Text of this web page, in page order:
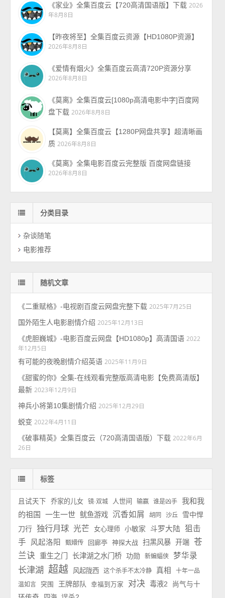
《家业》全集百度云【720高清国语版】下载 2026
年8月8日
【昨夜将至】全集百度云资源【HD1080P资源】
2026年8月8日
《爱情有烟火》全集百度云高清720P资源分享
2026年8月8日
《莫离》全集百度云[1080p高清电影中字]百度网
盘下载 2026年8月8日
【莫离】全集百度云【1280P网盘共享】超清晰画
质 2026年8月8日
《莫离》全集电影百度云完整版 百度网盘链接
2026年8月8日
分类目录
杂谈随笔
电影推荐
随机文章
《二重赋格》-电视剧百度云网盘完整下载 2025年7月25日
国外陌生人电影剧情介绍 2025年12月13日
《虎胆巍城》-电影百度云网盘【HD1080p】高清国语 2022
年12月5日
有可能的夜晚剧情介绍英语 2025年11月9日
《甜蜜的你》全集-在线观看完整版高清电影【免费高清版】
最新 2023年12月9日
神兵小将第10集剧情介绍 2025年12月29日
蜕变 2022年4月11日
《破事精英》全集百度云（720高清国语版）下载 2022年6月
26日
标签
且试天下 乔家的儿女 镜·双城 人世间 输赢 谁是凶手
我和我
的祖国
一生一世 鱿鱼游戏 沉香如屑 胡同 沙丘
雪中悍
刀行
独行月球 光芒 女心理师 小敏家 斗罗大陆 狙击
手
风起洛阳 甄嬛传 回廊亭 神探大战 扫黑风暴 开端 苍
兰诀
重生之门 长津湖之水门桥 功勋 新蝙蝠侠 梦华录
长津湖 超越 风起陇西 这个杀手不太冷静 真相
十年一品
温如言
突围 王牌部队 幸福到万家 对决 毒液2
尚气与十